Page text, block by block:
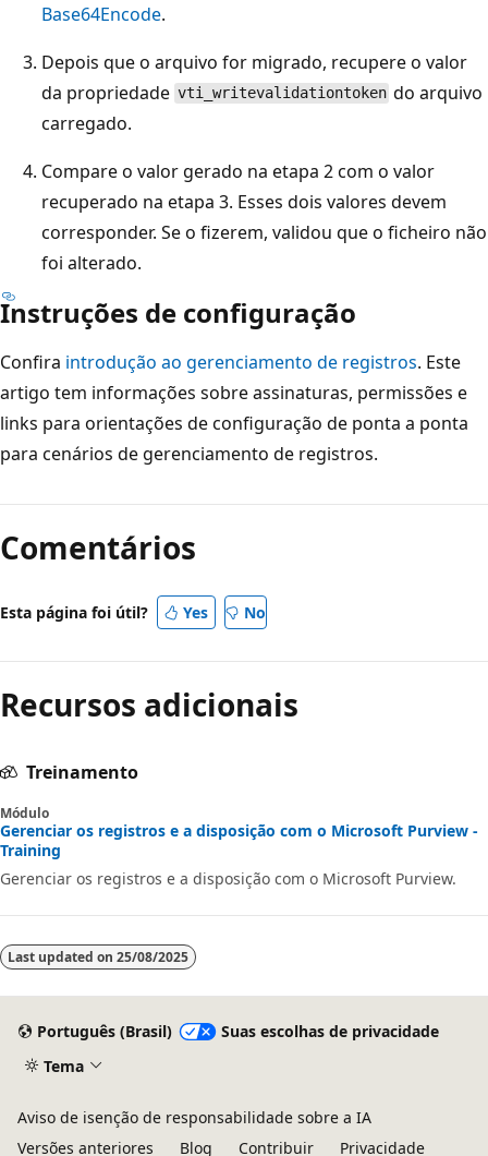
Base64Encode.
Depois que o arquivo for migrado, recupere o valor
da propriedade vti_writevalidationtoken do arquivo
carregado.
Compare o valor gerado na etapa 2 com o valor
recuperado na etapa 3. Esses dois valores devem
corresponder. Se o fizerem, validou que o ficheiro não
foi alterado.
Instruções de configuração
Confira introdução ao gerenciamento de registros. Este
artigo tem informações sobre assinaturas, permissões e
links para orientações de configuração de ponta a ponta
para cenários de gerenciamento de registros.
Comentários
Esta página foi útil? Yes No
Recursos adicionais
Treinamento
Módulo
Gerenciar os registros e a disposição com o Microsoft Purview -
Training
Gerenciar os registros e a disposição com o Microsoft Purview.
Last updated on 25/08/2025
Português (Brasil)
Suas escolhas de privacidade
Tema
Aviso de isenção de responsabilidade sobre a IA
Versões anteriores
Blog Contribuir
Privacidade